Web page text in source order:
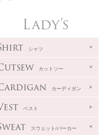
Lady's
シャツ
カットソー
カーディガン
ベスト
スウェット/パーカー